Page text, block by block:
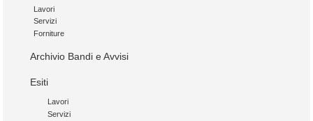
Lavori
Servizi
Forniture
Archivio Bandi e Avvisi
Esiti
Lavori
Servizi